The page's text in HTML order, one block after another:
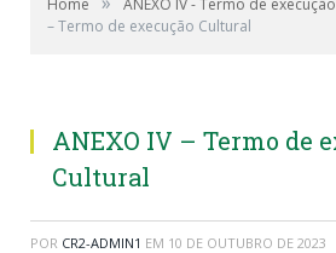
– Termo de execução Cultural
ANEXO IV – Termo de
Cultural
POR CR2-ADMIN1 EM 10 DE OUTUBRO DE 2023